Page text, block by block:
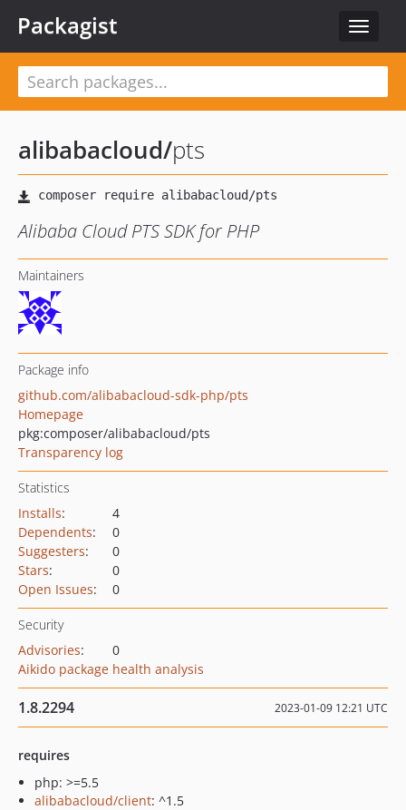
Toggle
Packagist
alibabacloud/pts
Alibaba Cloud PTS SDK for PHP
Maintainers
Package info
github.com/alibabacloud-sdk-php/pts
Homepage
pkg:composer/alibabacloud/pts
Transparency log
Statistics
Installs:
4
Dependents:
0
Suggesters:
0
Stars:
0
Open Issues: 0
Security
Advisories:
0
Aikido package health analysis
1.8.2294 2023-01-09 12:21 UTC
requires
php: >=5.5
alibabacloud/client: ^1.5